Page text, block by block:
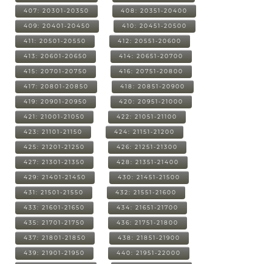
407: 20301-20350 408: 20351-20400
409: 20401-20450 410: 20451-20500
411: 20501-20550 412: 20551-20600
413: 20601-20650 414: 20651-20700
415: 20701-20750 416: 20751-20800
417: 20801-20850 418: 20851-20900
419: 20901-20950 420: 20951-21000
421: 21001-21050 422: 21051-21100
423: 21101-21150 424: 21151-21200
425: 21201-21250 426: 21251-21300
427: 21301-21350 428: 21351-21400
429: 21401-21450 430: 21451-21500
431: 21501-21550 432: 21551-21600
433: 21601-21650 434: 21651-21700
435: 21701-21750 436: 21751-21800
437: 21801-21850 438: 21851-21900
439: 21901-21950 440: 21951-22000